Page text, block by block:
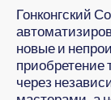
Гонконгский
новые и
приобретение
через